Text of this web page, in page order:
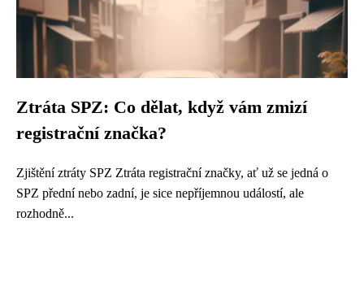
Ztráta SPZ: Co dělat, když vám zmizí
registrační značka?
Zjištění ztráty SPZ Ztráta registrační značky, ať už se jedná o
SPZ přední nebo zadní, je sice nepříjemnou událostí, ale
rozhodně...